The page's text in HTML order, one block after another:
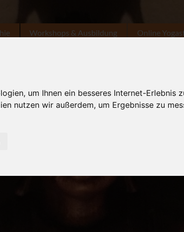
um Ihnen ein besseres Internet-Erlebnis
nutzen wir außerdem, um Ergebnisse zu
Workshops & Ausbildung Online